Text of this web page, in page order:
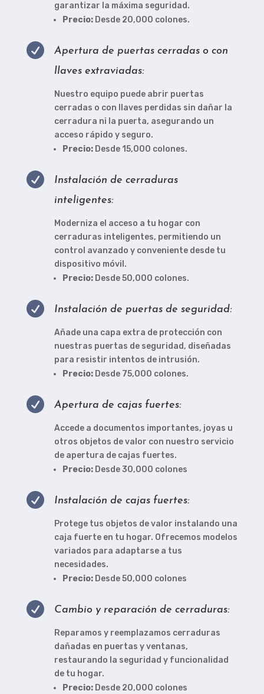
garantizar la máxima seguridad.
Precio:Desde 20,000 colones.

Apertura de puertas cerradas o con
llaves extraviadas:
Nuestro equipo puede abrir puertas
cerradas o con llaves perdidas sin dañar la
cerradura ni la puerta, asegurando un
acceso rápido y seguro.
Precio:Desde 15,000 colones.

Instalación de cerraduras
inteligentes:
Moderniza el acceso a tu hogar con
cerraduras inteligentes, permitiendo un
control avanzado y conveniente desde tu
dispositivo móvil.
Precio:Desde 50,000 colones.
 Instalación de puertas de seguridad:
Añade una capa extra de protección con
nuestras puertas de seguridad, diseñadas
para resistir intentos de intrusión.
Precio:Desde 75,000 colones.
 Apertura de cajas fuertes:
Accede a documentos importantes, joyas u
otros objetos de valor con nuestro servicio
de apertura de cajas fuertes.
Precio:Desde 30,000 colones
 Instalación de cajas fuertes:
Protege tus objetos de valor instalando una
caja fuerte en tu hogar. Ofrecemos modelos
variados para adaptarse a tus
necesidades.
Precio:Desde 50,000 colones
 Cambio y reparación de cerraduras:
Reparamos y reemplazamos cerraduras
dañadas en puertas y ventanas,
restaurando la seguridad y funcionalidad
de tu hogar.
Precio:Desde 20,000 colones